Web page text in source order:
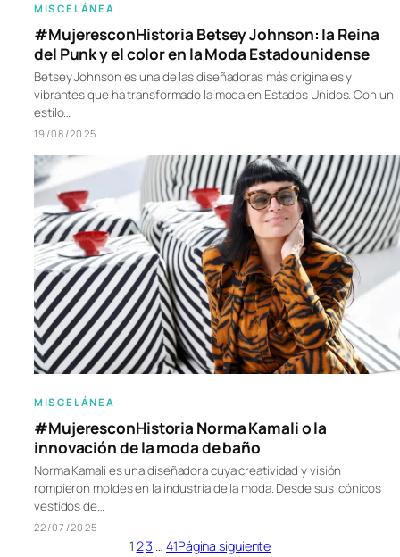
MISCELÁNEA
#MujeresconHistoria Betsey Johnson: la Reina
del Punk y el color en la Moda Estadounidense
Betsey Johnson es una de las diseñadoras más originales y
vibrantes que ha transformado la moda en Estados Unidos. Con un
estilo…
19/08/2025
MISCELÁNEA
#MujeresconHistoria Norma Kamali o la
innovación de la moda de baño
Norma Kamali es una diseñadora cuya creatividad y visión
rompieron moldes en la industria de la moda. Desde sus icónicos
vestidos de…
22/07/2025
1 23 … 41Página siguiente